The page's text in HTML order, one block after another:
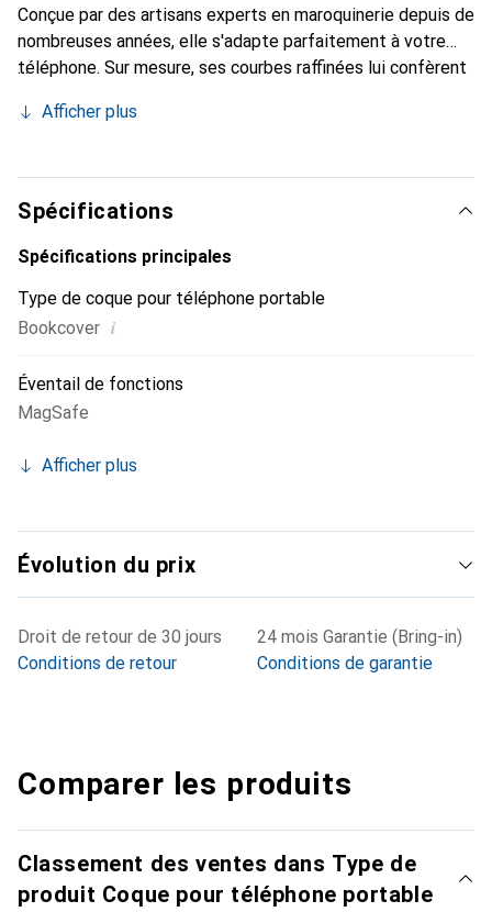
Conçue par des artisans experts en maroquinerie depuis de
nombreuses années, elle s'adapte parfaitement à votre
téléphone. Sur mesure, ses courbes raffinées lui confèrent
et indispensable de votre smartphone. Reconnaissante à
marque Noreve est un choix sûr pour une clientèle
exigeante.
Afficher plus
Spécifications
Spécifications principales
Type de coque pour téléphone portable
Bookcover i
Éventail de fonctions
MagSafe
Afficher plus
Évolution du prix
Droit de retour de 30 jours
Conditions de retour
24 mois Garantie (Bring-in)
Conditions de garantie
Comparer les produits
Classement des ventes dans Type de
produit Coque pour téléphone portable